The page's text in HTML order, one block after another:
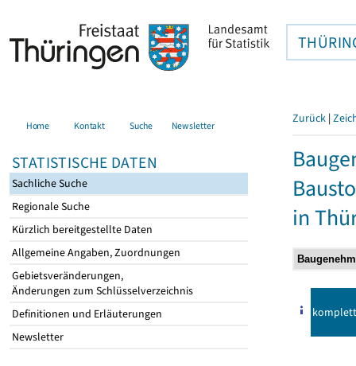
Home Kontakt Suche Newsletter
STATISTISCHE DATEN
Sachliche Suche
Regionale Suche
Kürzlich bereitgestellte Daten
Allgemeine Angaben, Zuordnungen
Gebietsveränderungen,
Änderungen zum Schlüsselverzeichnis
Definitionen und Erläuterungen
Newsletter
Zurück |
in
komplett